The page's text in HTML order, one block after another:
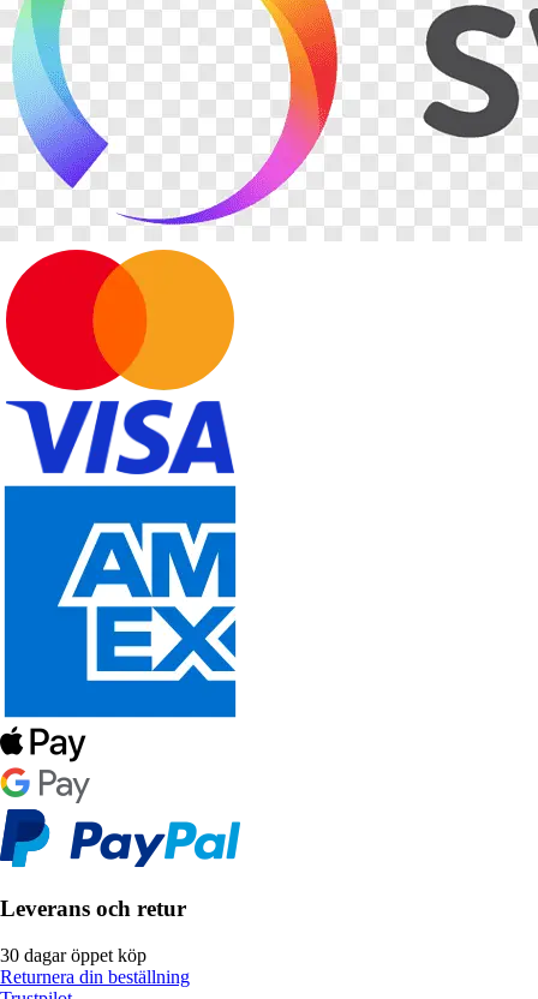
Leverans och retur
30 dagar öppet köp
Returnera din beställning